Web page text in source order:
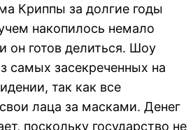
Криппы за долгие годы
накопилось немало
он готов делиться. Шоу
самых засекреченных на
так как все
лаца за масками. Денег
поскольку государство не